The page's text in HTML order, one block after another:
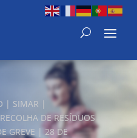
| SIMAR |
DE RESÍDUOS
GREVE | 28 DE